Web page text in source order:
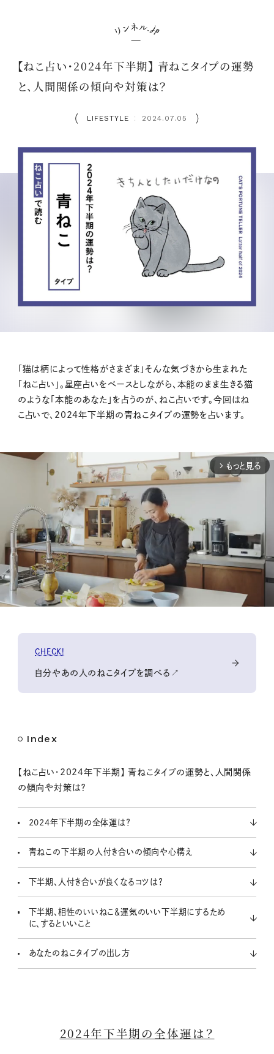
【ねこ占い・2024年下半期】 青ねこタイプの運勢
と、人間関係の傾向や対策は？
LIFESTYLE ： 2024.07.05
「猫は柄によって性格がさまざま」そんな気づきから生まれた
「ねこ占い」。星座占いをベースとしながら、本能のまま生きる猫
のような「本能のあなた」を占うのが、ねこ占いです。今回はね
こ占いで、2024年下半期の青ねこタイプの運勢を占います。
arrow_forward_ios もっと見る
CHECK!
自分やあの人のねこタイプを調べる↗️
Index
【ねこ占い・2024年下半期】 青ねこタイプの運勢と、人間関係
の傾向や対策は？
2024年下半期の全体運は？
青ねこの下半期の人付き合いの傾向や心構え
下半期、人付き合いが良くなるコツは？
下半期、相性のいいねこ＆運気のいい下半期にするため
に、するといいこと
あなたのねこタイプの出し方
2024年下半期の全体運は？